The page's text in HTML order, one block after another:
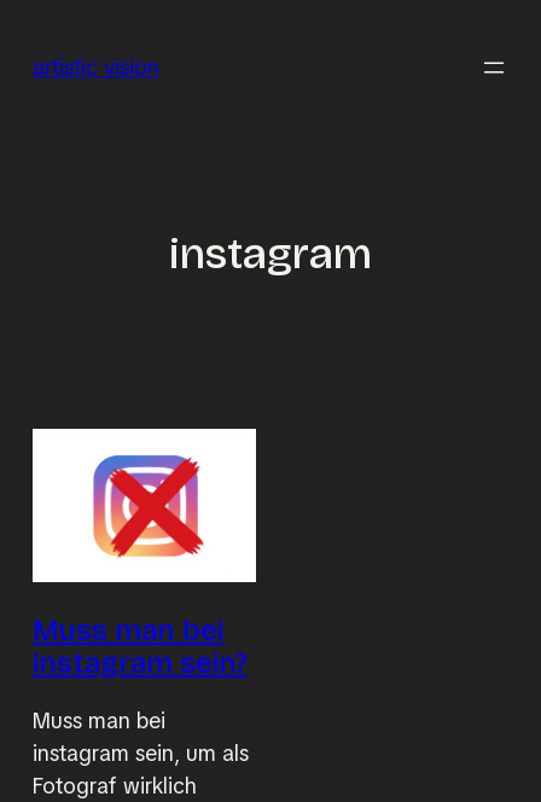
Inhalt
artistic vision
instagram
Muss man bei
instagram sein?
Muss man bei
instagram sein, um als
Fotograf wirklich